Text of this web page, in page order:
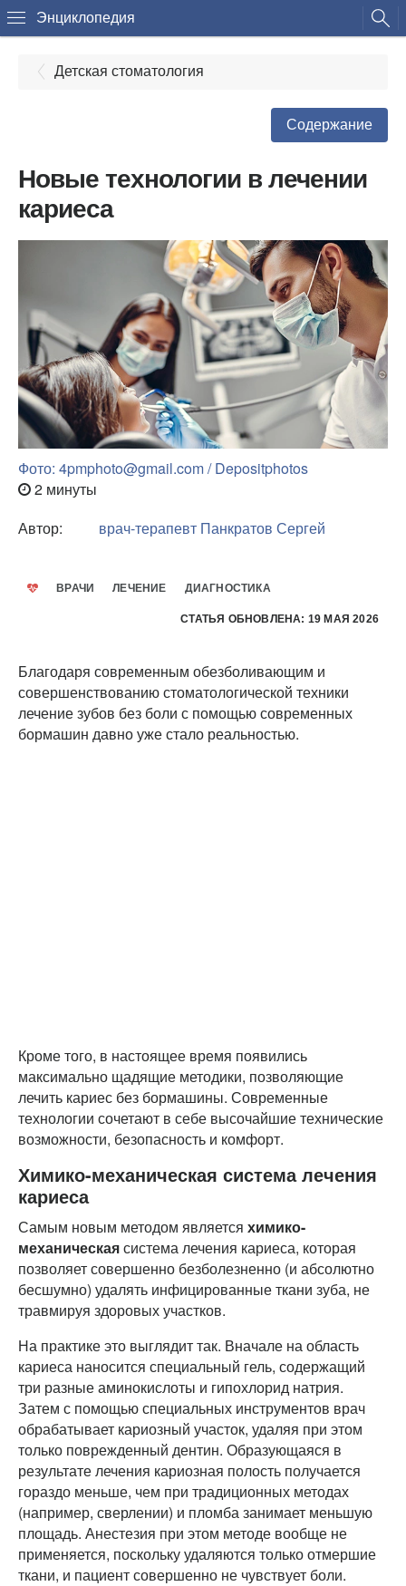
Энциклопедия
Детская стоматология
Содержание
Новые технологии в лечении
кариеса
Фото: 4pmphoto@gmail.com / Depositphotos
2 минуты
Автор:
врач-терапевт Панкратов Сергей
ВРАЧИ ЛЕЧЕНИЕ ДИАГНОСТИКА
СТАТЬЯ ОБНОВЛЕНА: 19 МАЯ 2026
Благодаря современным обезболивающим и
совершенствованию стоматологической техники
лечение зубов без боли с помощью современных
бормашин давно уже стало реальностью.
Кроме того, в настоящее время появились
максимально щадящие методики, позволяющие
лечить кариес без бормашины. Современные
технологии сочетают в себе высочайшие технические
возможности, безопасность и комфорт.
Химико-механическая система лечения
кариеса
Самым новым методом является химико-
механическаясистема лечения кариеса, которая
позволяет совершенно безболезненно (и абсолютно
бесшумно) удалять инфицированные ткани зуба, не
травмируя здоровых участков.
На практике это выглядит так. Вначале на область
кариеса наносится специальный гель, содержащий
три разные аминокислоты и гипохлорид натрия.
Затем с помощью специальных инструментов врач
обрабатывает кариозный участок, удаляя при этом
только поврежденный дентин. Образующаяся в
результате лечения кариозная полость получается
гораздо меньше, чем при традиционных методах
(например, сверлении) и пломба занимает меньшую
площадь. Анестезия при этом методе вообще не
применяется, поскольку удаляются только отмершие
ткани, и пациент совершенно не чувствует боли.